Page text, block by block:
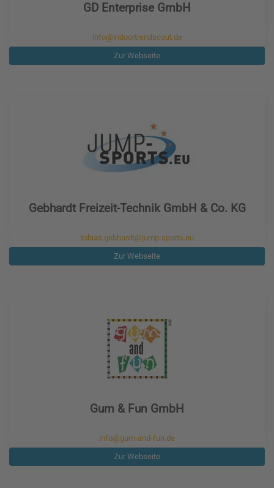
GD Enterprise GmbH
info@indoortrendscout.de
Zur Webseite
Gebhardt Freizeit-Technik GmbH & Co. KG
tobias.gebhardt@jump-sports.eu
Zur Webseite
Gum & Fun GmbH
info@gum-and-fun.de
Zur Webseite